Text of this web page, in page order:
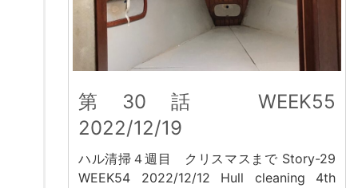
第30話 WEEK55
2022/12/19
ハル清掃４週目 クリスマスまで Story-29
WEEK54 2022/12/12 Hull cleaning 4th